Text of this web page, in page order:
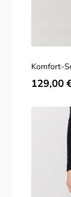
Komfort-
Regulärer
129,00